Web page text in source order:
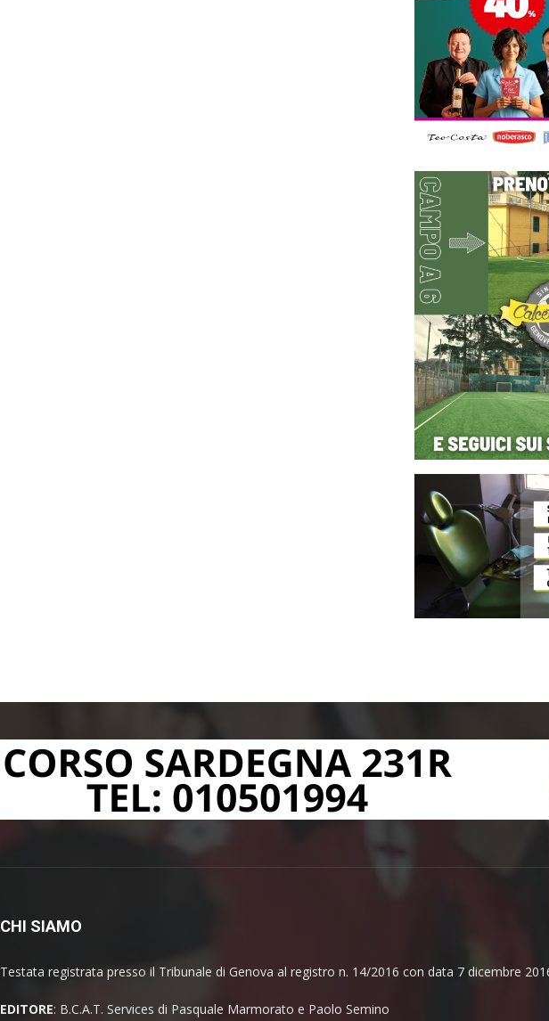
CHI SIAMO
Testata registrata presso il Tribunale di Genova al registro n. 14/2016 con data 7 dicembre
EDITORE: B.C.A.T. Services di Pasquale Marmorato e Paolo Semino